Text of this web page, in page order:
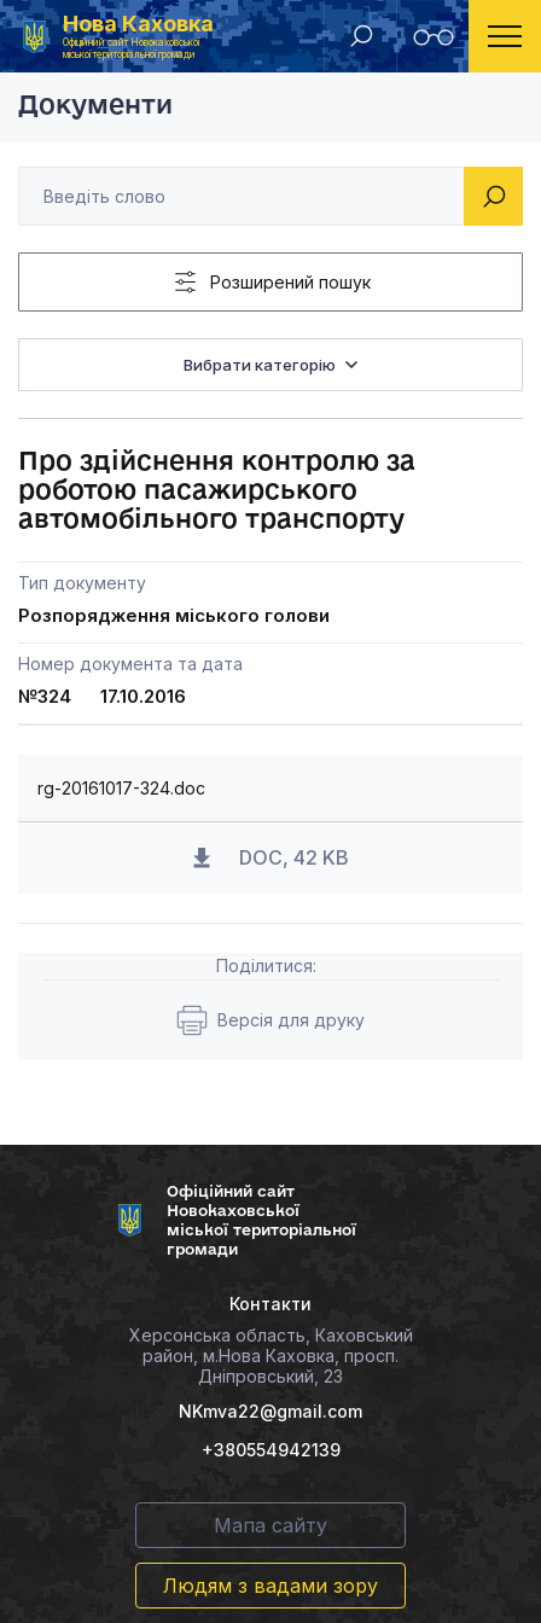
Нова Каховка
Офіційний сайт Новокаховської
міської територіальної громади
Головна Розпорядження Новокаховського міського голови 2016 рік Про здійснення
Документи
Розширений пошук
Вибрати категорію
Про здійснення контролю за
роботою пасажирського
автомобільного транспорту
Тип документу
Розпорядження міського голови
Номер документа та дата
№324 17.10.2016
rg-20161017-324.doc
DOC, 42 KB
Поділитися:
Версія для друку
Офіційний сайт
Новокаховської
міської територіальної
громади
Контакти
Херсонська область, Каховський
район, м.Нова Каховка, просп.
Дніпровський, 23
NKmva22@gmail.com
+380554942139
Мапа сайту
Людям з вадами зору